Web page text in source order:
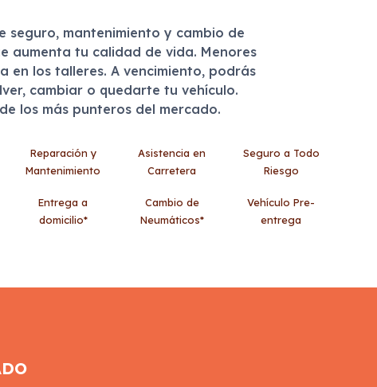
seguro, mantenimiento y cambio de
aumenta tu calidad de vida. Menores
en los talleres. A vencimiento, podrás
cambiar o quedarte tu vehículo.
los más punteros del mercado.
Reparación y
Mantenimiento
Asistencia en
Carretera
Seguro a Todo
Riesgo
Entrega a
domicilio*
Cambio de
Neumáticos*
Vehículo Pre-
entrega